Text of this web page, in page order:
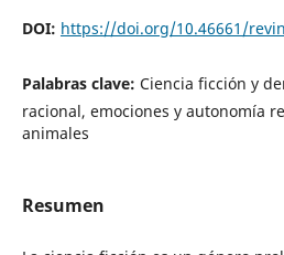
DOI: https://doi.org/10.46661/
Palabras clave: Ciencia ficción y
racional, emociones y autonomía
animales
Resumen